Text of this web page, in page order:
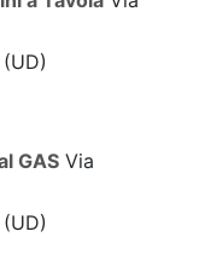
GAS Via